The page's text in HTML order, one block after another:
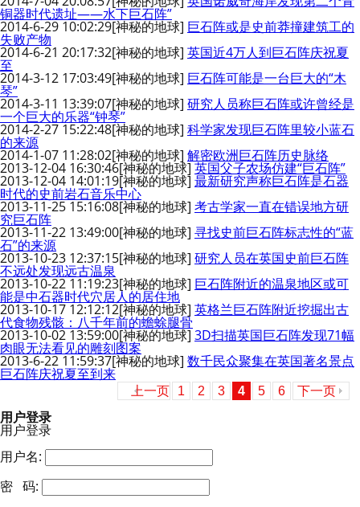
铜器时代遗址——水下巨石阵”
2014-6-29 10:02:29[神秘的地球] 巨石阵或是史前莽撞建筑工的
失败产物
2014-6-21 20:17:32[神秘的地球] 英国近4万人到巨石阵庆祝夏
至
2014-3-12 17:03:49[神秘的地球] 巨石阵可能是一台巨大的“木
琴”
2014-3-11 13:39:07[神秘的地球] 研究人员称巨石阵或许曾经是
一个巨大的乐器“钟琴”
2014-2-27 15:22:48[神秘的地球] 科学家发现巨石阵里较小蓝石
的来源
2014-1-07 11:28:02[神秘的地球] 解密欧洲巨石阵历史脉络
2013-12-04 16:30:46[神秘的地球]英国父子农场仿建“巨石阵”
2013-12-04 14:01:19[神秘的地球] 最新研究声称巨石阵是石器
时代的史前岩石音乐中心
2013-11-25 15:16:08[神秘的地球] 考古学家一直在错误地方研
究巨石阵
2013-11-22 13:49:00[神秘的地球] 寻找史前巨石阵标志性的“蓝
石”的来源
2013-10-23 12:37:15[神秘的地球] 研究人员在英国史前巨石阵
不远处发现远古温泉
2013-10-22 11:19:23[神秘的地球] 巨石阵附近的温泉地区或可
能是中石器时代穴居人的居住地
2013-10-17 12:12:12[神秘的地球] 英格兰巨石阵附近挖掘出古
代食物残骸：八千年前的蟾蜍腿骨
2013-10-02 13:59:00[神秘的地球] 3D扫描英国巨石阵发现71幅
肉眼无法看见的雕刻图案
2013-6-22 11:59:37[神秘的地球] 数千民众聚集在英国著名景点
巨石阵庆祝夏至到来
上一页 1 2 3 4 5 6 下一页
用户登录
用户登录
用户名:
密 码: